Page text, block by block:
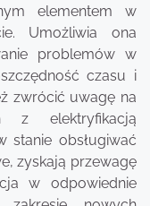
elementem w
Umożliwia ona
problemów w
czasu i
zwrócić uwagę na
z elektryfikacją
stanie obsługiwać
zyskają przewagę
w odpowiednie